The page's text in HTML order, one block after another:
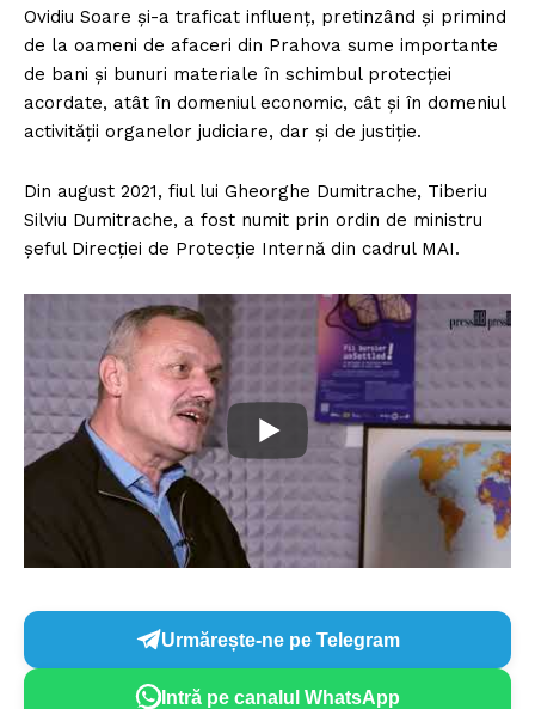
Ovidiu Soare și-a traficat influenț, pretinzând și primind
de la oameni de afaceri din Prahova sume importante
de bani și bunuri materiale în schimbul protecției
acordate, atât în domeniul economic, cât și în domeniul
activității organelor judiciare, dar și de justiție.
Din august 2021, fiul lui Gheorghe Dumitrache, Tiberiu
Silviu Dumitrache, a fost numit prin ordin de ministru
șeful Direcției de Protecție Internă din cadrul MAI.
Urmărește-ne pe Telegram
Intră pe canalul WhatsApp